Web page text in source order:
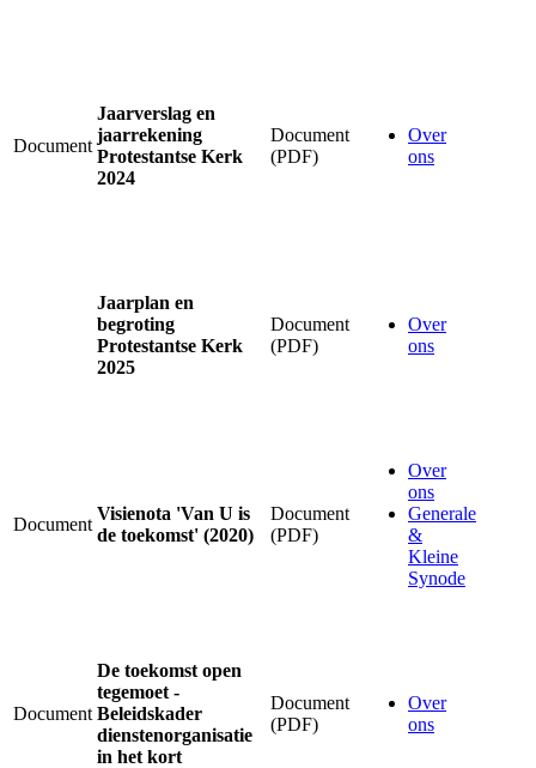
Document
Jaarverslag en
jaarrekening
Protestantse Kerk
2024
Document
(PDF)
Over
ons
Jaarplan en
begroting
Protestantse Kerk
2025
Document
(PDF)
Over
ons
Document
Visienota 'Van U is
de toekomst' (2020)
Document
(PDF)
Over
ons
Generale
&
Kleine
Synode
Document
De toekomst open
tegemoet -
Beleidskader
dienstenorganisatie
in het kort
Document
(PDF)
Over
ons